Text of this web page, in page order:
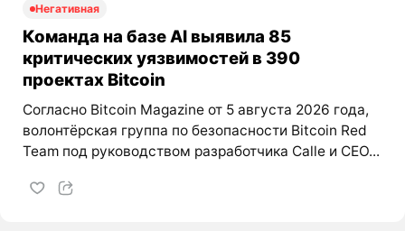
Негативная
Команда на базе AI выявила 85
критических уязвимостей в 390
проектах Bitcoin
Согласно Bitcoin Magazine от 5 августа 2026 года,
волонтёрская группа по безопасности Bitcoin Red
Team под руководством разработчика Calle и CEO...